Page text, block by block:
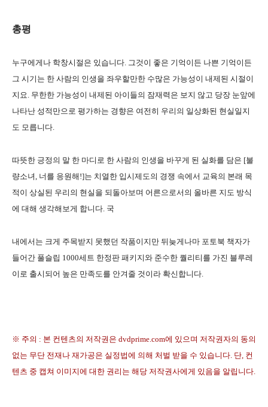
총평
누구에게나 학창시절은 있습니다. 그것이 좋은 기억이든 나쁜 기억이든
그 시기는 한 사람의 인생을 좌우할만한 수많은 가능성이 내제된 시절이
지요. 무한한 가능성이 내제된 아이들의 잠재력은 보지 않고 당장 눈앞에
나타난 성적만으로 평가하는 경향은 여전히 우리의 일상화된 현실일지
도 모릅니다.
따뜻한 긍정의 말 한 마디로 한 사람의 인생을 바꾸게 된 실화를 담은 [불
량소녀, 너를 응원해!]는 치열한 입시제도의 경쟁 속에서 교육의 본래 목
적이 상실된 우리의 현실을 되돌아보며 어른으로서의 올바른 지도 방식
에 대해 생각해보게 합니다. 국
내에서는 크게 주목받지 못했던 작품이지만 뒤늦게나마 포토북 책자가
들어간 풀슬립 1000세트 한정판 패키지와 준수한 퀄리티를 가진 블루레
이로 출시되어 높은 만족도를 안겨줄 것이라 확신합니다.
※ 주의 : 본 컨텐츠의 저작권은 dvdprime.com에 있으며 저작권자의 동의
없는 무단 전재나 재가공은 실정법에 의해 처벌 받을 수 있습니다. 단, 컨
텐츠 중 캡쳐 이미지에 대한 권리는 해당 저작권사에게 있음을 알립니다.